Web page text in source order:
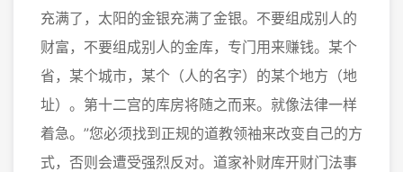
充满了，太阳的金银充满了金银。不要组成别人的
财富，不要组成别人的金库，专门用来赚钱。某个
省，某个城市，某个（人的名字）的某个地方（地
址）。第十二宫的库房将随之而来。就像法律一样
着急。”您必须找到正规的道教领袖来改变自己的方
式，否则会遭受强烈反对。道家补财库开财门法事